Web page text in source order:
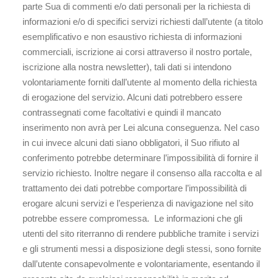
parte Sua di commenti e/o dati personali per la richiesta di
informazioni e/o di specifici servizi richiesti dall’utente (a titolo
esemplificativo e non esaustivo richiesta di informazioni
commerciali, iscrizione ai corsi attraverso il nostro portale,
iscrizione alla nostra newsletter), tali dati si intendono
volontariamente forniti dall’utente al momento della richiesta
di erogazione del servizio. Alcuni dati potrebbero essere
contrassegnati come facoltativi e quindi il mancato
inserimento non avrà per Lei alcuna conseguenza. Nel caso
in cui invece alcuni dati siano obbligatori, il Suo rifiuto al
conferimento potrebbe determinare l’impossibilità di fornire il
servizio richiesto. Inoltre negare il consenso alla raccolta e al
trattamento dei dati potrebbe comportare l’impossibilità di
erogare alcuni servizi e l’esperienza di navigazione nel sito
potrebbe essere compromessa. Le informazioni che gli
utenti del sito riterranno di rendere pubbliche tramite i servizi
e gli strumenti messi a disposizione degli stessi, sono fornite
dall’utente consapevolmente e volontariamente, esentando il